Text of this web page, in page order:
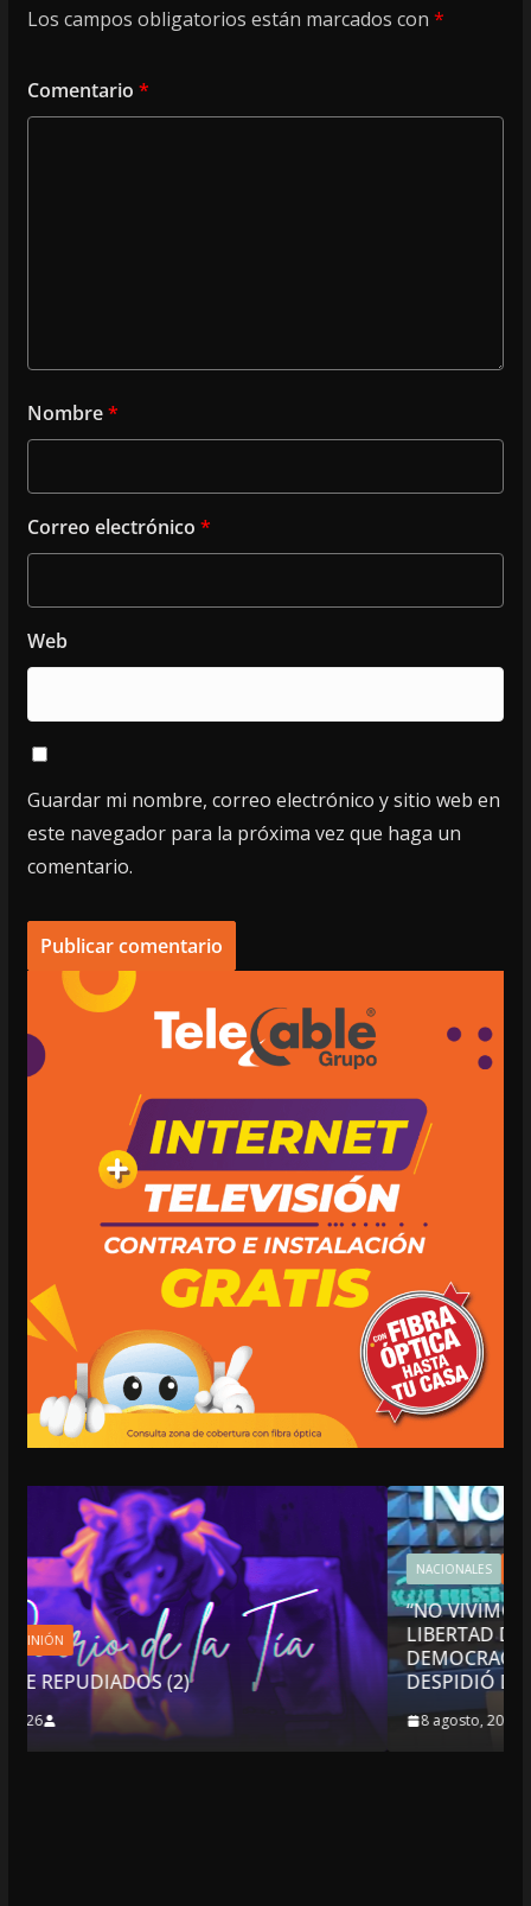
Los campos obligatorios están marcados con *
Comentario *
Nombre*
Correo electrónico *
Web
Guardar mi nombre, correo electrónico y sitio web en
este navegador para la próxima vez que haga un
comentario.
NACIONALES OPINIÓN
“NO VIVIMOS BUENOS TIEMPOS PARA LA
LIBERTAD DE EXPRESIÓN NI PARA LA
DEMOCRACIA EN MÉXICO”: LUIS CÁRDENAS;
DESPIDIÓ DE MVS
8 agosto, 2026